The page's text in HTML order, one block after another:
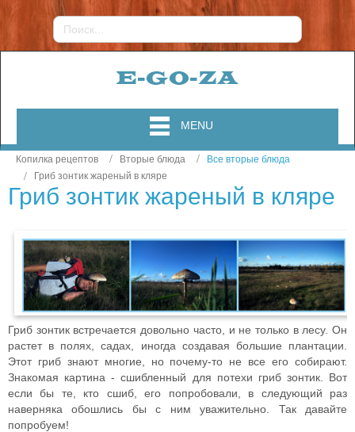
MENU
Копилка рецептов Вторые блюда
Все вторые блюда
Гриб зонтик жареный в кляре
Гриб зонтик жареный в кляре
Гриб зонтиквстречается довольно часто, и не только в лесу. Он
растет в полях, садах, иногда создавая большие плантации.
Этот гриб знают многие, но почему-то не все его собирают.
Знакомая картина - сшибленный для потехи гриб зонтик. Вот
если бы те, кто сшиб, его попробовали, в следующий раз
наверняка обошлись бы с ним уважительно. Так давайте
попробуем!